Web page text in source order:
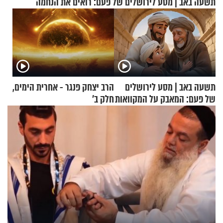
תשעה באב | מסע לירושלים
של פעם: המאבק על המקוואות
הרב יצחק פנגר - אחרית הימים,
חלק ב’